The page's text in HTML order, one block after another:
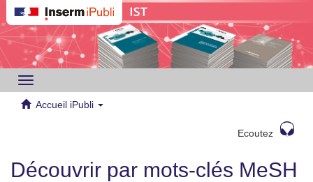
Toggle
navigation
Accueil iPubli
Ecoutez
Découvrir par mots-clés MeSH